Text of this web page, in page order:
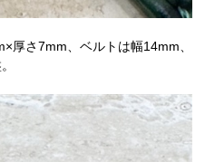
厚さ7mm、ベルトは幅14mm、